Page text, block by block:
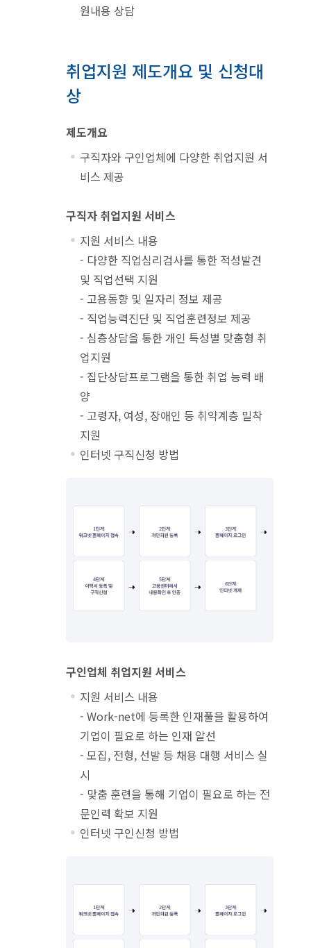
원내용 상담
취업지원 제도개요 및 신청대
상
제도개요
구직자와 구인업체에 다양한 취업지원 서
비스 제공
구직자 취업지원 서비스
지원 서비스 내용
- 다양한 직업심리검사를 통한 적성발견
및 직업선택 지원
- 고용동향 및 일자리 정보 제공
- 직업능력진단 및 직업훈련정보 제공
- 심층상담을 통한 개인 특성별 맞춤형 취
업지원
- 집단상담프로그램을 통한 취업 능력 배
양
- 고령자, 여성, 장애인 등 취약계층 밀착
지원
인터넷 구직신청 방법
구인업체 취업지원 서비스
지원 서비스 내용
- Work-net에 등록한 인재풀을 활용하여
기업이 필요로 하는 인재 알선
- 모집, 전형, 선발 등 채용 대행 서비스 실
시
- 맞춤 훈련을 통해 기업이 필요로 하는 전
문인력 확보 지원
인터넷 구인신청 방법